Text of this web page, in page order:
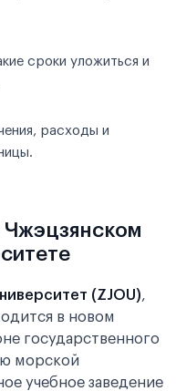
сроки уложиться и
расходы и
(ZJOU),
в новом
государственного
морской
учебное заведение